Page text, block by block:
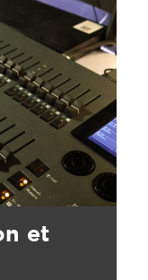
et